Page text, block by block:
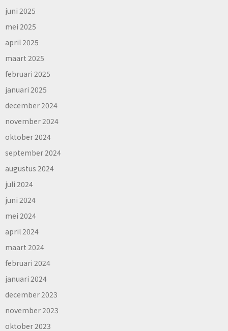
juni 2025
mei 2025
april 2025
maart 2025
februari 2025
januari 2025
december 2024
november 2024
oktober 2024
september 2024
augustus 2024
juli 2024
juni 2024
mei 2024
april 2024
maart 2024
februari 2024
januari 2024
december 2023
november 2023
oktober 2023